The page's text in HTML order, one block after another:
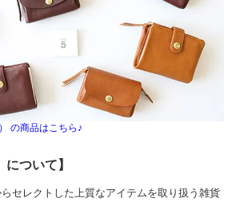
の商品はこちら♪
について】
セレクトした上質なアイテムを取り扱う雑貨